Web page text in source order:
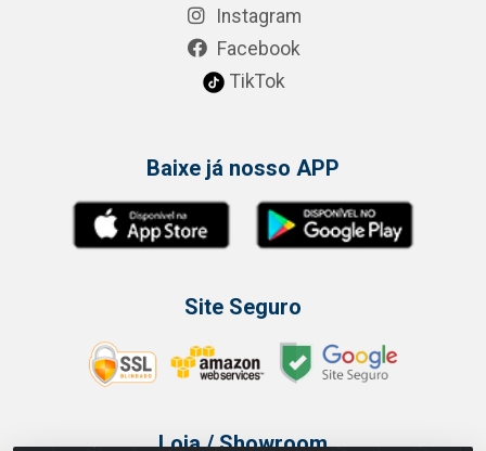
Instagram
Facebook
TikTok
Baixe já nosso APP
Site Seguro
Loja / Showroom